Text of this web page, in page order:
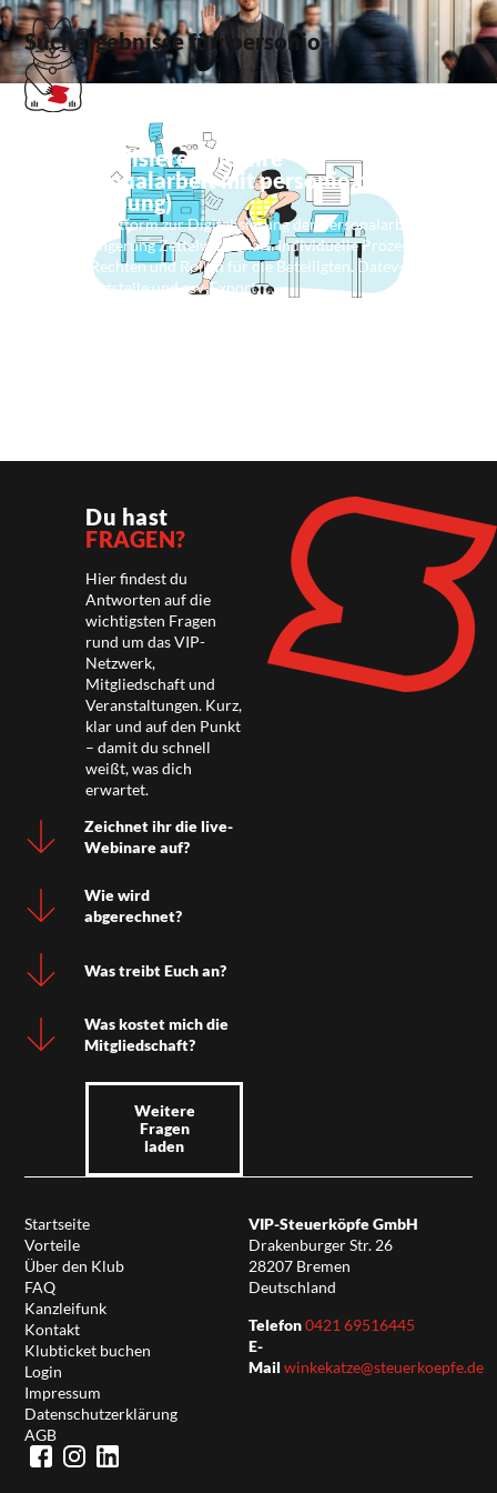
Suchergebnisse für: personio
Digitalisieren Sie Ihre
Personalarbeit mit personio.de
(Werbung)
Die Plattform zur Digitalisierung der Personalarbeit.
Verringerung Zettelwirtschaft. Individuelle Prozesse
mit Rechten und Rollen für die Beteiligten. Datev-
Schnittstelle und csv-Export. …
Du hast
FRAGEN?
Hier findest du
Antworten auf die
wichtigsten Fragen
rund um das VIP-
Netzwerk,
Mitgliedschaft und
Veranstaltungen. Kurz,
klar und auf den Punkt
– damit du schnell
weißt, was dich
erwartet.
Zeichnet ihr die live-
Webinare auf?
Wie wird
abgerechnet?
Was treibt Euch an?
Was kostet mich die
Mitgliedschaft?
Weitere
Fragen
laden
Startseite
Vorteile
Über den Klub
FAQ
Kanzleifunk
Kontakt
Klubticket buchen
Login
Impressum
Datenschutzerklärung
AGB
VIP-Steuerköpfe GmbH
Drakenburger Str. 26
28207 Bremen
Deutschland
Telefon0421 69516445
E-
Mail winkekatze@steuerkoepfe.de